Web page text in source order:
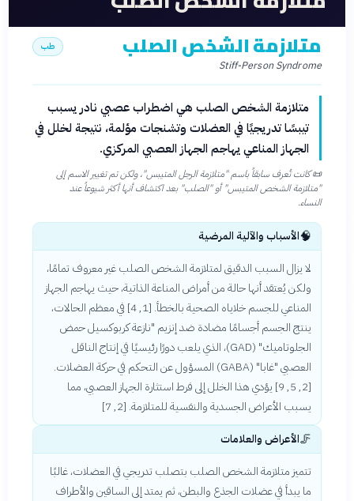
متلازمة الشخص الصلب
Stiff-Person Syndrome
طب
متلازمة الشخص الصلب هي اضطراب عصبي نادر يسبب
تيبسًا تدريجيًا في العضلات وتشنجات مؤلمة، نتيجة لخلل في
الجهاز المناعي يهاجم الجهاز العصبي المركزي.
📜كانت تُعرف سابقاً باسم "متلازمة الرجل المتيبس"، ولكن تم تغيير الاسم إلى
"متلازمة الشخص المتيبس" أو "الصلب" بعد اكتشاف أنها أكثر شيوعاً عند
النساء.
🧠الأسباب والآلية المرضية
لا يزال السبب الدقيق لمتلازمة الشخص الصلب غير معروف تمامًا،
ولكن يُعتقد أنها حالة من أمراض المناعة الذاتية، حيث يهاجم الجهاز
المناعي للجسم خلاياه الصحية بالخطأ. [1, 4] في معظم الحالات،
ينتج الجسم أجسامًا مضادة ضد إنزيم "نازعة كربوكسيل حمض
الجلوتاميك" (GAD)، الذي يلعب دورًا رئيسيًا في إنتاج الناقل
العصبي "غابا" (GABA) المسؤول عن التحكم في حركة العضلات.
[2, 5, 9] يؤدي هذا الخلل إلى فرط استثارة الجهاز العصبي، مما
يسبب الأعراض الجسدية والنفسية للمتلازمة. [2, 7]
🦵الأعراض والعلامات
تتميز متلازمة الشخص الصلب بتصلب تدريجي في العضلات، غالبًا
ما يبدأ في عضلات الجذع والبطن، ثم يمتد إلى الساقين والأطراف